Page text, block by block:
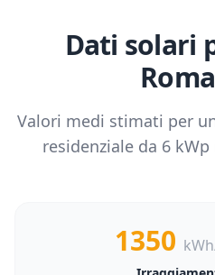
Dati solari
Valori medi stimati per
residenziale da 6kWp
1350